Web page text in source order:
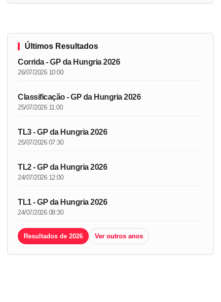
Últimos Resultados
Corrida - GP da Hungria 2026
26/07/2026 10:00
Classificação - GP da Hungria 2026
25/07/2026 11:00
TL3 - GP da Hungria 2026
25/07/2026 07:30
TL2 - GP da Hungria 2026
24/07/2026 12:00
TL1 - GP da Hungria 2026
24/07/2026 08:30
Resultados de 2026 Ver outros anos